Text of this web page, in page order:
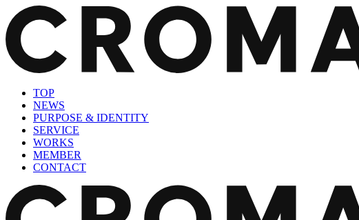
TOP
NEWS
PURPOSE & IDENTITY
SERVICE
WORKS
MEMBER
CONTACT